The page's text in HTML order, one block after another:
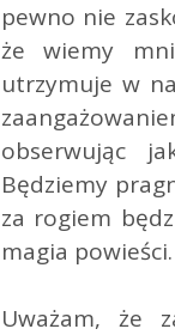
pewno nie
że wiemy
utrzymuje w
obserwując
Będziemy
za rogiem
magia
Uważam, że